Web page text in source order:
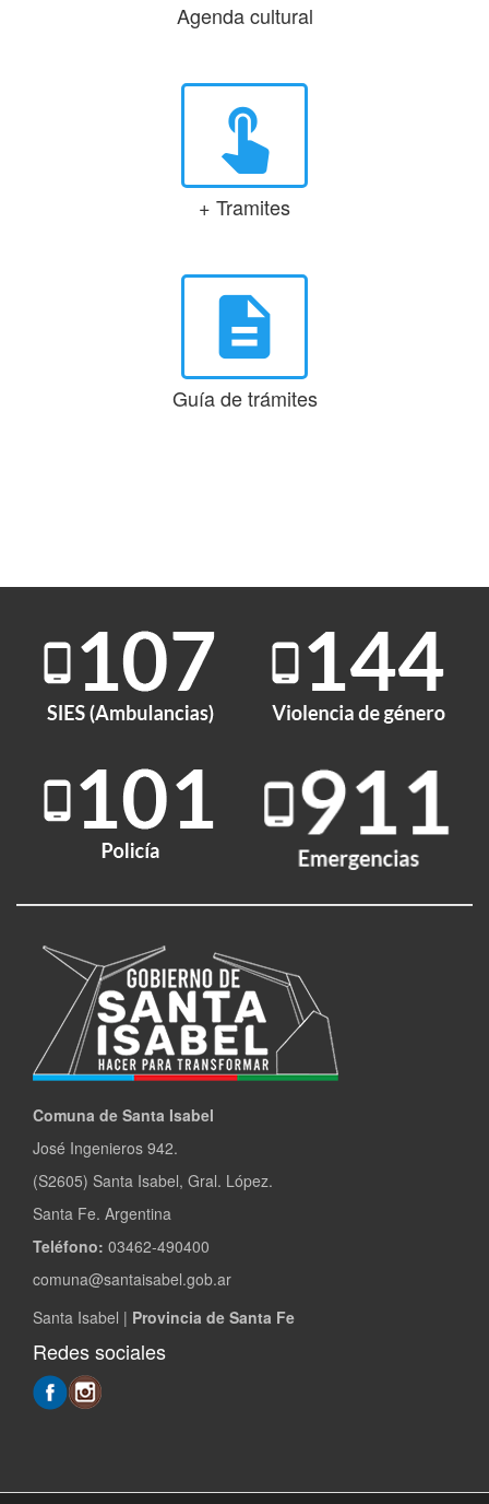
Agenda cultural
touch_app
+ Tramites
description
Guía de trámites
Comuna de Santa Isabel
José Ingenieros 942.
(S2605) Santa Isabel, Gral. López.
Santa Fe. Argentina
Teléfono: 03462-490400
comuna@santaisabel.gob.ar
Santa Isabel | Provincia de Santa Fe
Redes sociales